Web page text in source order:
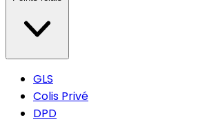
GLS
Colis Privé
DPD